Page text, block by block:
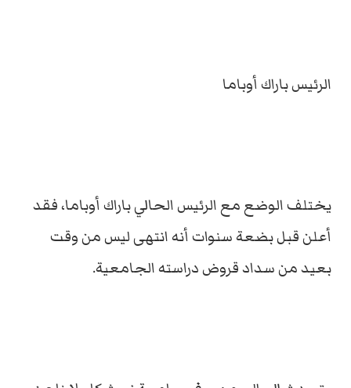
الرئيس باراك أوباما
يختلف الوضع مع الرئيس الحالي باراك أوباما، فقد
أعلن قبل بضعة سنوات أنه انتهى ليس من وقت
بعيد من سداد قروض دراسته الجامعية.